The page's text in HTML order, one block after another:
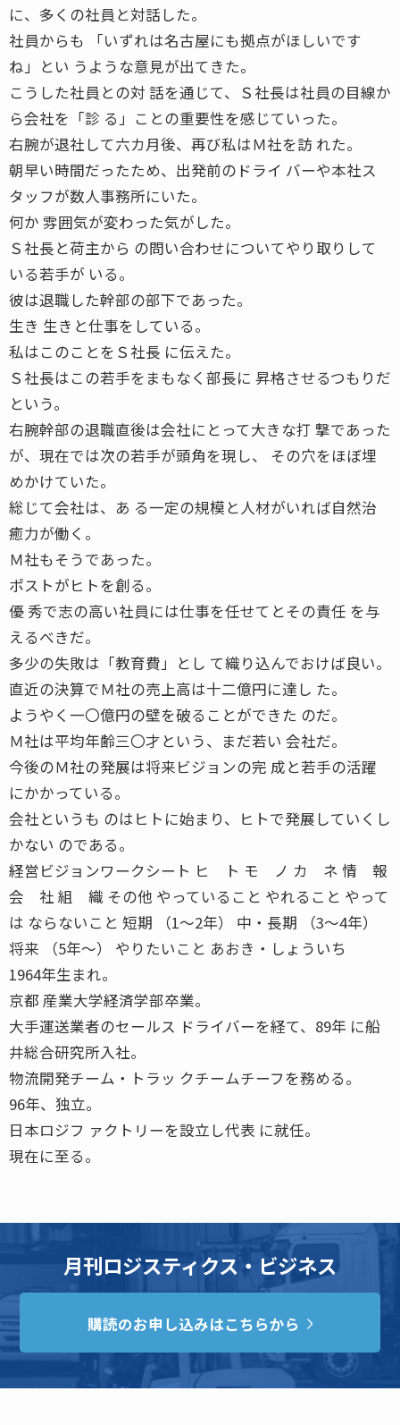
に、多くの社員と対話した。
社員からも 「いずれは名古屋にも拠点がほしいです
ね」とい うような意見が出てきた。
こうした社員との対 話を通じて、Ｓ社長は社員の目線か
ら会社を「診 る」ことの重要性を感じていった。
右腕が退社して六カ月後、再び私はＭ社を訪 れた。
朝早い時間だったため、出発前のドライ バーや本社ス
タッフが数人事務所にいた。
何か 雰囲気が変わった気がした。
Ｓ社長と荷主から の問い合わせについてやり取りして
いる若手が いる。
彼は退職した幹部の部下であった。
生き 生きと仕事をしている。
私はこのことをＳ社長 に伝えた。
Ｓ社長はこの若手をまもなく部長に 昇格させるつもりだ
という。
右腕幹部の退職直後は会社にとって大きな打 撃であった
が、現在では次の若手が頭角を現し、 その穴をほぼ埋
めかけていた。
総じて会社は、あ る一定の規模と人材がいれば自然治
癒力が働く。
Ｍ社もそうであった。
ポストがヒトを創る。
優 秀で志の高い社員には仕事を任せてとその責任 を与
えるべきだ。
多少の失敗は「教育費」とし て織り込んでおけば良い。
直近の決算でＭ社の売上高は十二億円に達し た。
ようやく一〇億円の壁を破ることができた のだ。
Ｍ社は平均年齢三〇才という、まだ若い 会社だ。
今後のＭ社の発展は将来ビジョンの完 成と若手の活躍
にかかっている。
会社というも のはヒトに始まり、ヒトで発展していくし
かない のである。
経営ビジョンワークシート ヒ ト モ ノ カ ネ 情 報
会 社 組 織 その他 やっていること やれること やって
は ならないこと 短期 （1〜2年） 中・長期 （3〜4年）
将来 （5年〜） やりたいこと あおき・しょういち
1964年生まれ。
京都 産業大学経済学部卒業。
大手運送業者のセールス ドライバーを経て、89年 に船
井総合研究所入社。
物流開発チーム・トラッ クチームチーフを務める。
96年、独立。
日本ロジフ ァクトリーを設立し代表 に就任。
現在に至る。
月刊ロジスティクス・ビジネス
購読のお申し込みはこちらから